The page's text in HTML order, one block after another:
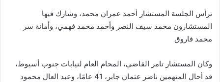
ترأس الجلسة المستشار أحمد عمران محمد، وشارك فيها
المستشارون محمد سيف النصر وأحمد محمد فهمي، وأمانة سر
محمد فاروق
وكان المستشار تامر القاضي، المحام العام لنيابات جنوب أسيوط،
قد أحال المتهمين ناصر عثمان جابر، 41 عامًا، وعبد العال محمود